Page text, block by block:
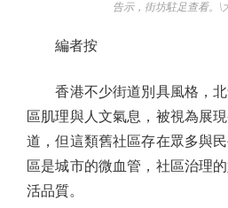
告示，街坊駐足查看。\
編者按
香港不少街道別具風格，北
區肌理與人文氣息，被視為展
道，但這類舊社區存在眾多與
區是城市的微血管，社區治理
活品質。